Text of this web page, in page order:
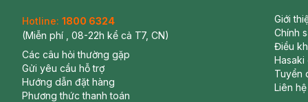
Hotline: 1800 6324
(Miễn phí , 08-22h kể cả T7, CN)
Các câu hỏi thường gặp
Gửi yêu cầu hỗ trợ
Hướng dẫn đặt hàng
Phương thức thanh toán
Giới
Chính
Điều
Hasaki
Tuyển
Liên hệ